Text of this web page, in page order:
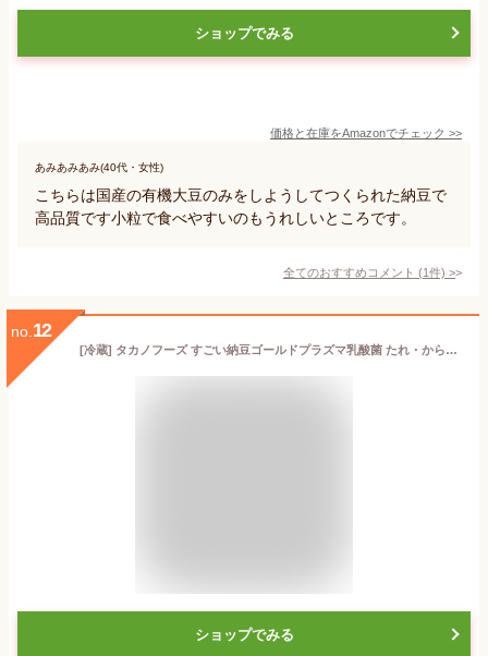
ショップでみる
価格と在庫をAmazonでチェック >>
あみあみあみ(40代・女性)
こちらは国産の有機大豆のみをしようしてつくられた納豆で
高品質です小粒で食べやすいのもうれしいところです。
全てのおすすめコメント (1件) >
no. 12
[冷蔵] タカノフーズ すごい納豆ゴールドプラズマ乳酸菌 たれ・からし付 40g×2P×3個
ショップでみる